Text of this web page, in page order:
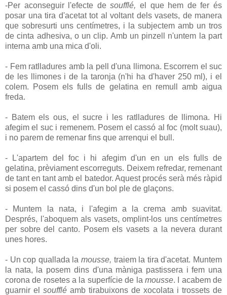
-Per aconseguir l'efecte desoufflé, el que hem de fer és
posar una tira d'acetat tot al voltant dels vasets, de manera
que sobresurti uns centímetres, i la subjectem amb un tros
de cinta adhesiva, o un clip. Amb un pinzell n'untem la part
interna amb una mica d'oli.
- Fem ratlladures amb la pell d'una llimona. Escorrem el suc
de les llimones i de la taronja (n'hi ha d'haver 250 ml), i el
colem. Posem els fulls de gelatina en remull amb aigua
freda.
- Batem els ous, el sucre i les ratlladures de llimona. Hi
afegim el suc i remenem. Posem el cassó al foc (molt suau),
i no parem de remenar fins que arrenqui el bull.
- L'apartem del foc i hi afegim d'un en un els fulls de
gelatina, prèviament escorreguts. Deixem refredar, remenant
de tant en tant amb el batedor. Aquest procés serà més ràpid
si posem el cassó dins d'un bol ple de glaçons.
- Muntem la nata, i l'afegim a la crema amb suavitat.
Després, l'aboquem als vasets, omplint-los uns centímetres
per sobre del canto. Posem els vasets a la nevera durant
unes hores.
- Un cop quallada la mousse, traiem la tira d'acetat. Muntem
la nata, la posem dins d'una màniga pastissera i fem una
corona de rosetes a la superfície de la mousse. I acabem de
guarnir el soufflé amb tirabuixons de xocolata i trossets de